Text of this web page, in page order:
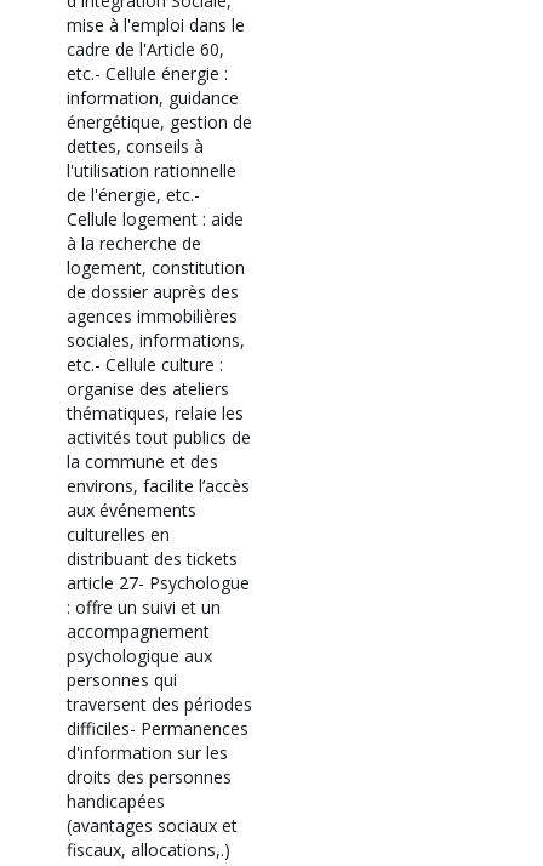
mise à l'emploi dans le
cadre de l'Article 60,
etc.- Cellule énergie :
information, guidance
énergétique, gestion de
dettes, conseils à
l'utilisation rationnelle
de l'énergie, etc.-
Cellule logement : aide
à la recherche de
logement, constitution
de dossier auprès des
agences immobilières
sociales, informations,
etc.- Cellule culture :
organise des ateliers
thématiques, relaie les
activités tout publics de
la commune et des
environs, facilite l’accès
aux événements
culturelles en
distribuant des tickets
article 27- Psychologue
: offre un suivi et un
accompagnement
psychologique aux
personnes qui
traversent des périodes
difficiles- Permanences
d'information sur les
droits des personnes
handicapées
(avantages sociaux et
fiscaux, allocations,.)